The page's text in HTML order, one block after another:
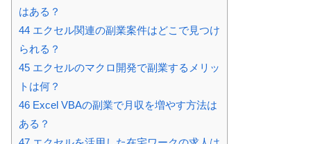
はある？
44 エクセル関連の副業案件はどこで見つけ
られる？
45 エクセルのマクロ開発で副業するメリッ
トは何？
46 Excel VBAの副業で月収を増やす方法は
ある？